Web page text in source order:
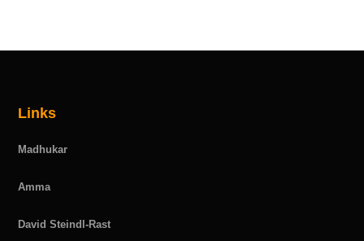
Links
Madhukar
Amma
David Steindl-Rast